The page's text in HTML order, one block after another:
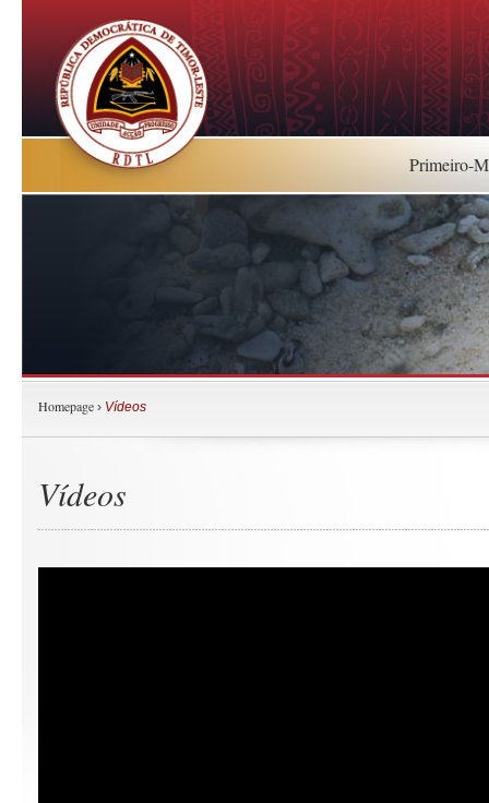
Primeiro-
Homepage › Vídeos
Vídeos